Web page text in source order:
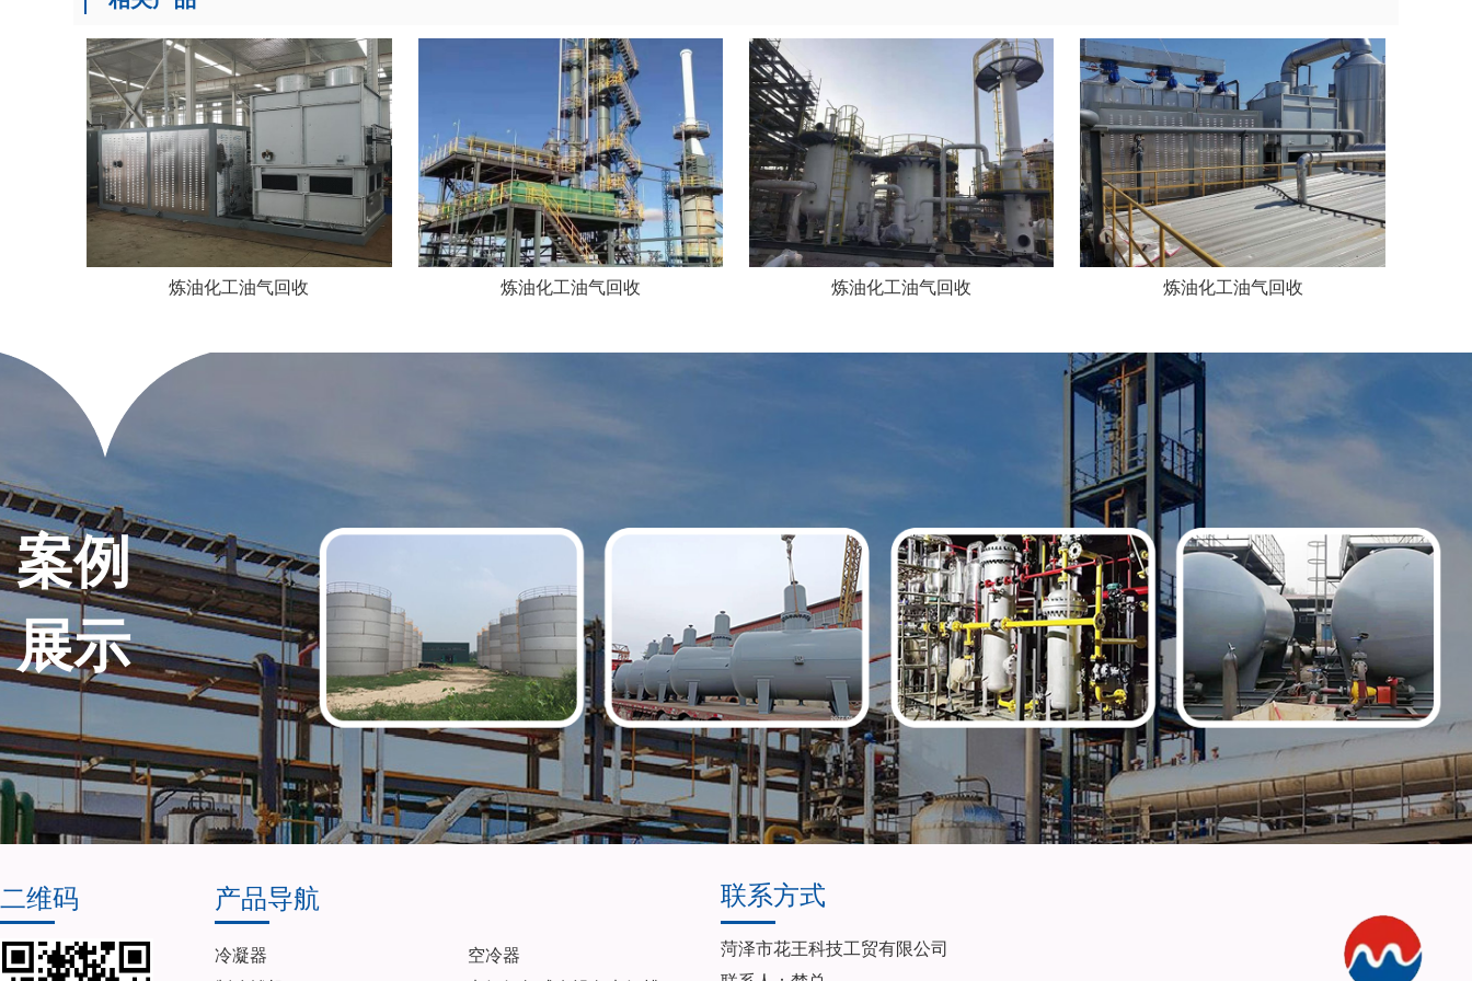
炼油化工油气回收 炼油化工油气回收 炼油化工油气回收 炼油化工油气回收
案例
展示
二维码 产品导航
冷凝器
空冷器
联系方式
菏泽市花王科技工贸有限公司